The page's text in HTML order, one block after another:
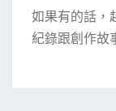
如果有的話，
紀錄跟創作故